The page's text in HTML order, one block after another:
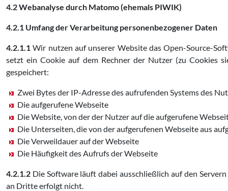
4.2 Webanalyse durch Matomo (ehemals PIWIK)
4.2.1 Umfang der Verarbeitung personenbezogener Daten
4.2.1.1 Wir nutzen auf unserer Website das Open-Source-
setzt ein Cookie auf dem Rechner der Nutzer (zu Cookies
gespeichert:
Zwei Bytes der IP-Adresse des aufrufenden Systems des
Die aufgerufene Webseite
Die Website, von der der Nutzer auf die aufgerufene
Die Unterseiten, die von der aufgerufenen Webseite aus
Die Verweildauer auf der Webseite
Die Häufigkeit des Aufrufs der Webseite
4.2.1.2 Die Software läuft dabei ausschließlich auf den
an Dritte erfolgt nicht.